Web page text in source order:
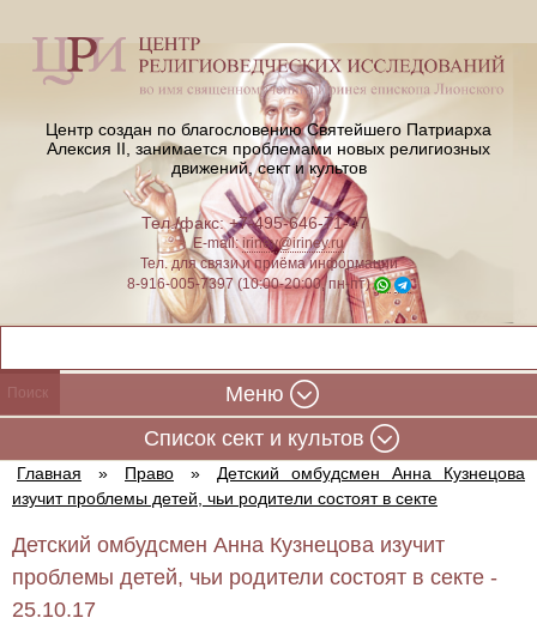
Центр создан по благословению Святейшего Патриарха
Алексия II, занимается проблемами новых религиозных
движений, сект и культов
Тел./факс: +7-495-646-71-47
E-mail:iriney@iriney.ru
Тел. для связи и приёма информации
8-916-005-7397 (10:00-20:00, пн-пт)
Меню
Cписок сект и культов
Главная » Право »
Детский омбудсмен Анна Кузнецова
изучит проблемы детей, чьи родители состоят в секте
Детский омбудсмен Анна Кузнецова изучит
проблемы детей, чьи родители состоят в секте -
25.10.17